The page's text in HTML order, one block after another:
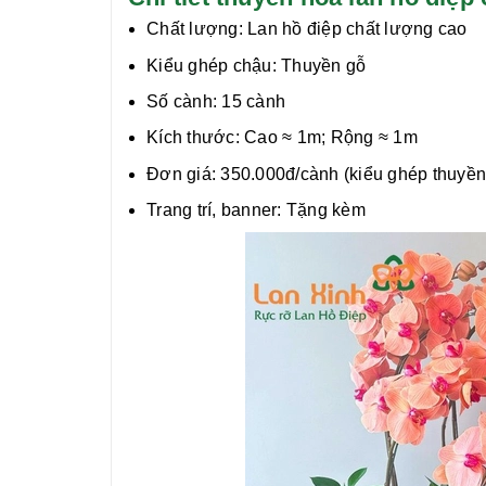
Chất lượng: Lan hồ điệp chất lượng cao
Kiểu ghép chậu: Thuyền gỗ
Số cành: 15 cành
Kích thước: Cao ≈ 1m; Rộng ≈ 1m
Đơn giá: 350.000đ/cành (kiểu ghép
Trang trí, banner: Tặng kèm